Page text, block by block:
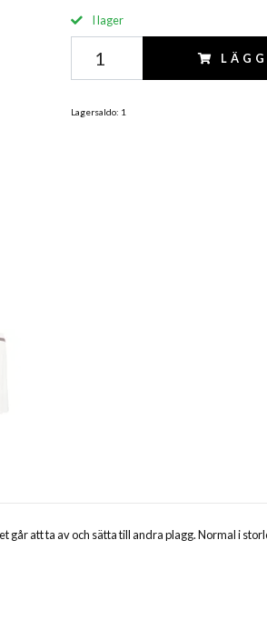
I lager
Lagersaldo: 1
att ta av och sätta till andra plagg. Normal i